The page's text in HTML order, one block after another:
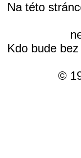
Na této
Kdo bude
©